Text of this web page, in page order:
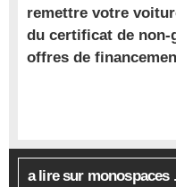
remettre votre
du certificat de non-
offres de
a lire sur monospaces